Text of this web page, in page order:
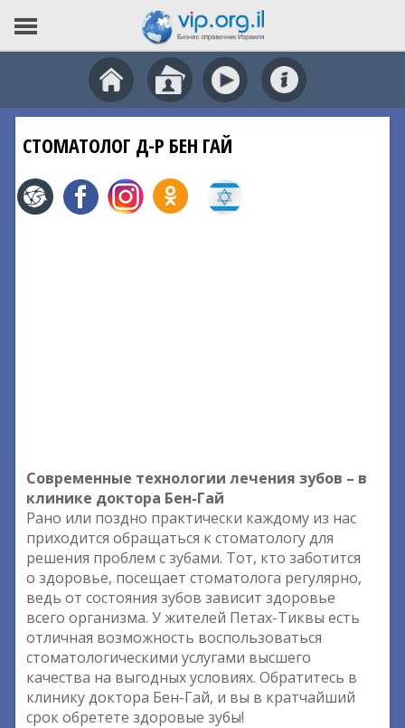
СТОМАТОЛОГ Д-Р БЕН ГАЙ
Современные технологии лечения зубов – в
клинике доктора Бен-Гай
Рано или поздно практически каждому из нас
приходится обращаться к стоматологу для
решения проблем с зубами. Тот, кто заботится
о здоровье, посещает стоматолога регулярно,
ведь от состояния зубов зависит здоровье
всего организма. У жителей Петах-Тиквы есть
отличная возможность воспользоваться
стоматологическими услугами высшего
качества на выгодных условиях. Обратитесь в
клинику доктора Бен-Гай, и вы в кратчайший
срок обретете здоровые зубы!